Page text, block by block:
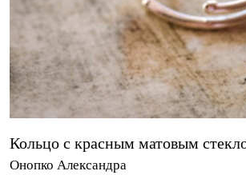
Кольцо с красным матовым
Онопко Александра